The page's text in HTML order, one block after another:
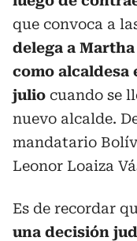
que convoca a
delega a
como alcaldesa
julio cuando se
nuevo alcalde.
mandatario
Leonor Loaiza
Es de recordar
una decisión